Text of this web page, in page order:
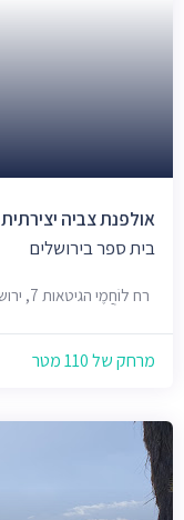
אולפנת צביה יצירתית
בית ספר בירושלים
רח לוֹחֲמֶי הגיטאות 7, ירושלים
מרחק של 110 מטר